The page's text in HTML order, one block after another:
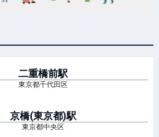
二重橋前駅
東京都千代田区
京橋(東京都)駅
東京都中央区